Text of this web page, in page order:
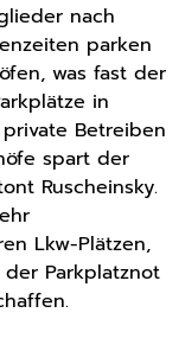
nach
parken
was fast der
in
Betreiben
spart der
Ruscheinsky.
Lkw-Plätzen,
Parkplatznot